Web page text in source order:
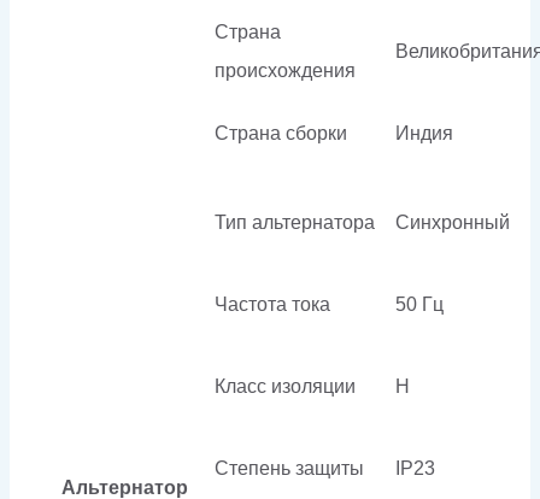
Страна
происхождения
Страна сборки Индия
Альтернатор
Тип альтернатора Синхронный
Частота тока 50 Гц
Класс изоляции H
Степень защиты IP23